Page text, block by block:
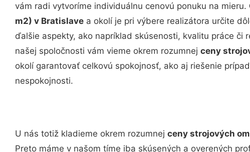
vám radi vytvoríme individuálnu cenovú ponuku na mieru.
m2) v Bratislave a okolí je pri výbere realizátora určite
ďalšie aspekty, ako napríklad skúsenosti, kvalitu práce či
našej spoločnosti vám vieme okrem rozumnej ceny
okolí garantovať celkovú spokojnosť, ako aj riešenie
nespokojnosti.
U nás totiž kladieme okrem rozumnej ceny strojových
Preto máme v našom tíme iba skúsených a overených